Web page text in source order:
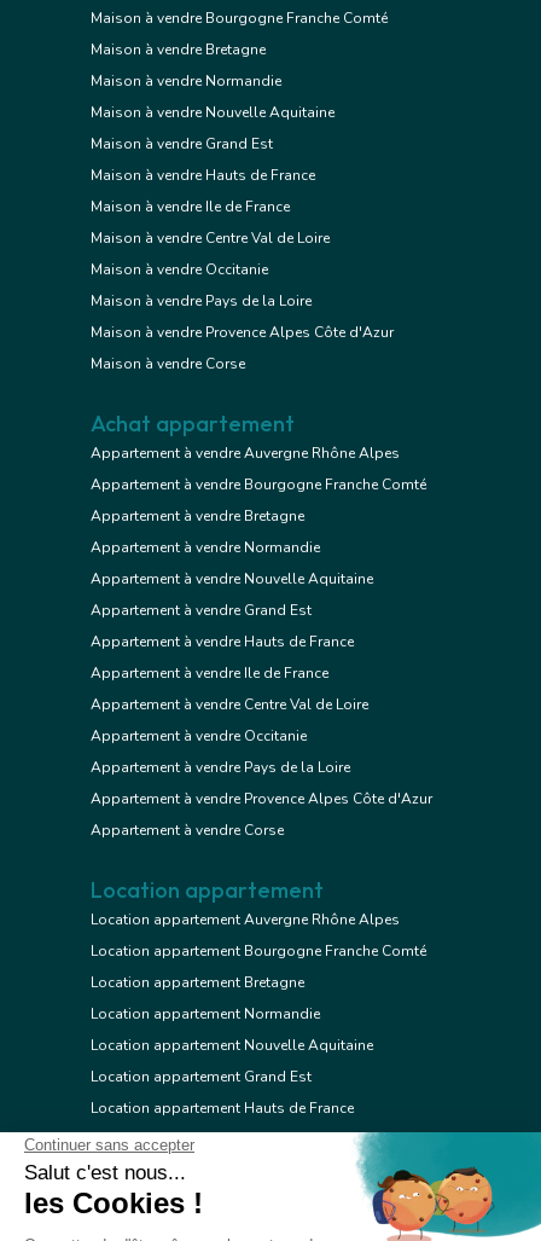
Maison à vendre Bourgogne Franche Comté
Maison à vendre Bretagne
Maison à vendre Normandie
Maison à vendre Nouvelle Aquitaine
Maison à vendre Grand Est
Maison à vendre Hauts de France
Maison à vendre Ile de France
Maison à vendre Centre Val de Loire
Maison à vendre Occitanie
Maison à vendre Pays de la Loire
Maison à vendre Provence Alpes Côte d'Azur
Maison à vendre Corse
Achat appartement
Appartement à vendre Auvergne Rhône Alpes
Appartement à vendre Bourgogne Franche Comté
Appartement à vendre Bretagne
Appartement à vendre Normandie
Appartement à vendre Nouvelle Aquitaine
Appartement à vendre Grand Est
Appartement à vendre Hauts de France
Appartement à vendre Ile de France
Appartement à vendre Centre Val de Loire
Appartement à vendre Occitanie
Appartement à vendre Pays de la Loire
Appartement à vendre Provence Alpes Côte d'Azur
Appartement à vendre Corse
Location appartement
Location appartement Auvergne Rhône Alpes
Location appartement Bourgogne Franche Comté
Location appartement Bretagne
Location appartement Normandie
Location appartement Nouvelle Aquitaine
Location appartement Grand Est
Location appartement Hauts de France
Location appartement Ile de France
Location appartement Centre Val de Loire
Location appartement Occitanie